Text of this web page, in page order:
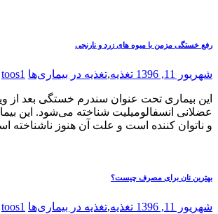
رفع خستگی مزمن با میوه های زرد و نارنجی
شهریور 11, 1396 تغذیه,تغذیه در بیماری‌ها toos1
این بیماری تحت عنوان سندرم خستگی بعد از
عضلانی انسفالومیلیت شناخته می‌شود. این
و ناتوان کننده است و علت آن هنوز ناشناخته
بهترین نان برای مصرف چیست؟
شهریور 11, 1396 تغذیه,تغذیه در بیماری‌ها toos1